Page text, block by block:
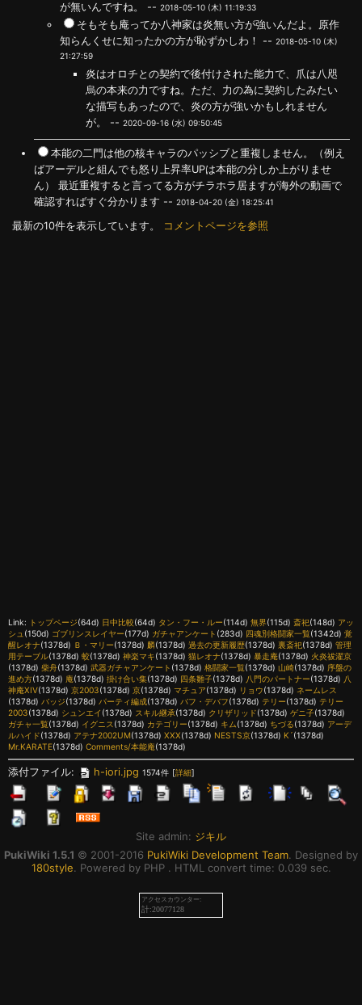
が無いんですね。 -- 2018-05-10 (木) 11:19:33
そもそも庵ってか八神家は炎無い方が強いんだよ。原作
知らんくせに知ったかの方が恥ずかしわ！ -- 2018-05-10 (木)
21:27:59
炎はオロチとの契約で後付けされた能力で、爪は八咫
烏の本来の力ですね。ただ、力の為に契約したみたい
な描写もあったので、炎の方が強いかもしれません
が。 -- 2020-09-16 (水) 09:50:45
本能の二門は他の核キャラのパッシブと重複しません。（例え
ばアーデルと組んでも怒り上昇率UPは本能の分しか上がりませ
ん） 最近重複すると言ってる方がチラホラ居ますが海外の動画で
確認すればすぐ分かります -- 2018-04-20 (金) 18:25:41
最新の10件を表示しています。 コメントページを参照
Link: トップページ(64d) 日中比較(64d) タン・フー・ルー(114d) 無界(115d) 斎祀(148d) アッ
シュ (150d) ゴブリンスレイヤー(177d) ガチャアンケート (283d) 四魂別格闘家一覧(1342d) 覚
醒レオナ(1378d) Ｂ・マリー(1378d) 麟(1378d) 過去の更新履歴(1378d) 裏斎祀(1378d) 管理
用テーブル(1378d) 蛟(1378d) 神楽マキ(1378d) 猫レオナ(1378d) 暴走庵(1378d) 火炎祓濯京
(1378d) 柴舟(1378d) 武器ガチャアンケート (1378d) 格闘家一覧(1378d) 山崎(1378d) 序盤の
進め方(1378d) 庵(1378d) 掛け合い集(1378d) 四条雛子(1378d) 八門のパートナー(1378d) 八
神庵XIV(1378d) 京2003(1378d) 京(1378d) マチュア(1378d) リョウ(1378d) ネームレス
(1378d) バッジ(1378d) パーティ編成(1378d) バフ・デバフ(1378d) テリー(1378d) テリー
2003(1378d) シュンエイ (1378d) スキル継承(1378d) クリザリッド(1378d) ゲニ子(1378d)
ガチャ一覧(1378d) イグニス (1378d) カテゴリー(1378d) キム(1378d) ちづる(1378d) アーデ
ルハイド(1378d) アテナ2002UM(1378d) XXX(1378d) NESTS京(1378d) K´(1378d)
Mr.KARATE(1378d) Comments/本能庵(1378d)
添付ファイル: h-iori.jpg 1574件 [詳細]
Site admin: ジキル
PukiWiki 1.5.1 © 2001-2016 PukiWiki Development Team. Designed by
180style. Powered by PHP . HTML convert time: 0.039 sec.